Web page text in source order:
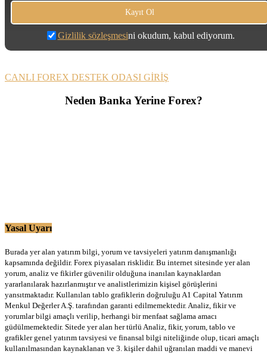
Gizlilik sözleşmesini okudum, kabul ediyorum.
CANLI FOREX DESTEK ODASI GİRİŞ
Neden Banka Yerine Forex?
Yasal Uyarı
Burada yer alan yatırım bilgi, yorum ve tavsiyeleri yatırım danışmanlığı
kapsamında değildir. Forex piyasaları risklidir. Bu internet sitesinde yer alan
yorum, analiz ve fikirler güvenilir olduğuna inanılan kaynaklardan
yararlanılarak hazırlanmıştır ve analistlerimizin kişisel görüşlerini
yansıtmaktadır. Kullanılan tablo grafiklerin doğruluğu A1 Capital Yatırım
Menkul Değerler A.Ş. tarafından garanti edilmemektedir. Analiz, fikir ve
yorumlar bilgi amaçlı verilip, herhangi bir menfaat sağlama amacı
güdülmemektedir. Sitede yer alan her türlü Analiz, fikir, yorum, tablo ve
grafikler genel yatırım tavsiyesi ve finansal bilgi niteliğinde olup, ticari amaçlı
kullanılmasından kaynaklanan ve 3. kişiler dahil uğranılan maddi ve manevi